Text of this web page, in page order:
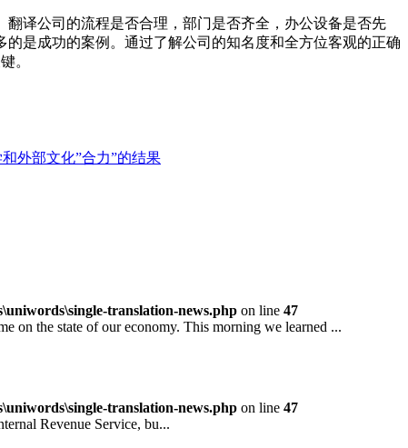
译公司的流程是否合理，部门是否齐全，办公设备是否先
是成功的案例。通过了解公司的知名度和全方位客观的正确
。
外部文化”合力”的结果
translation-news.php on line 47
the state of our economy. This morning we learned ...
translation-news.php on line 47
Revenue Service, bu...